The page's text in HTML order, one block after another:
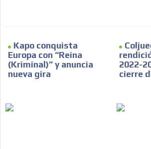
Kapo conquista
Europa con “Reina
(Kriminal)” y anuncia
nueva gira
2022-
cierre